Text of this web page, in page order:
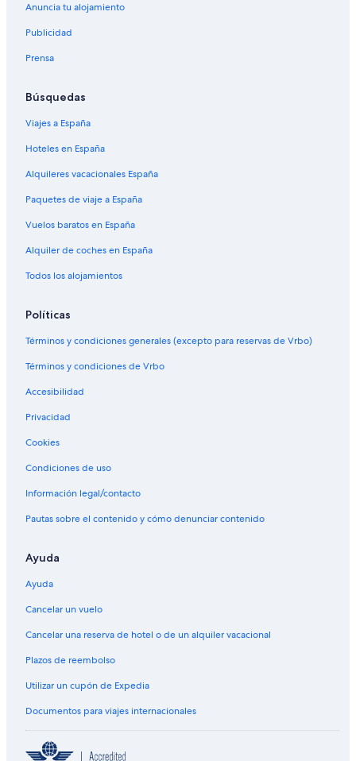
Anuncia tu alojamiento
Publicidad
Prensa
Búsquedas
Viajes a España
Hoteles en España
Alquileres vacacionales España
Paquetes de viaje a España
Vuelos baratos en España
Alquiler de coches en España
Todos los alojamientos
Políticas
Términos y condiciones generales (excepto para reservas de Vrbo)
Términos y condiciones de Vrbo
Accesibilidad
Privacidad
Cookies
Condiciones de uso
Información legal/contacto
Pautas sobre el contenido y cómo denunciar contenido
Ayuda
Ayuda
Cancelar un vuelo
Cancelar una reserva de hotel o de un alquiler vacacional
Plazos de reembolso
Utilizar un cupón de Expedia
Documentos para viajes internacionales